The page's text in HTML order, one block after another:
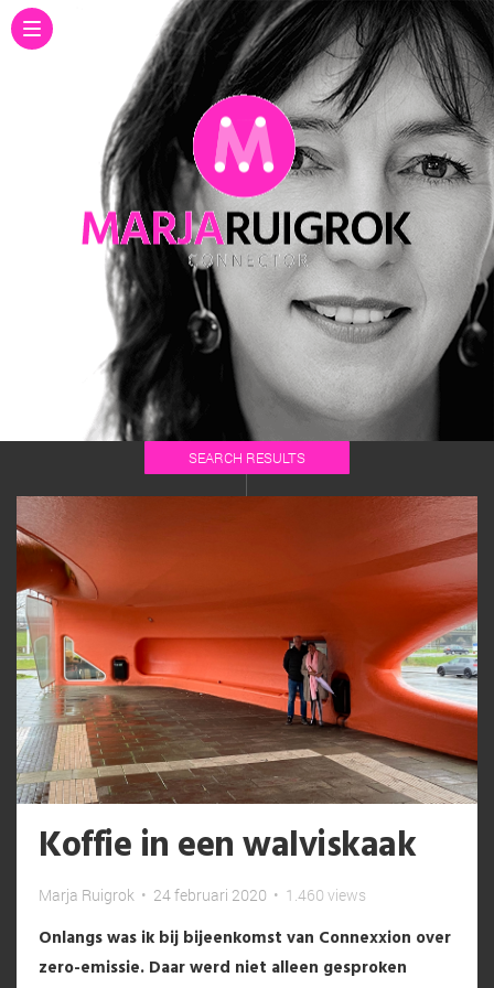
SEARCH RESULTS
Koffie in een walviskaak
Marja Ruigrok • 24 februari 2020 • 1.460 views
Onlangs was ik bij bijeenkomst van Connexxion over
zero-emissie. Daar werd niet alleen gesproken